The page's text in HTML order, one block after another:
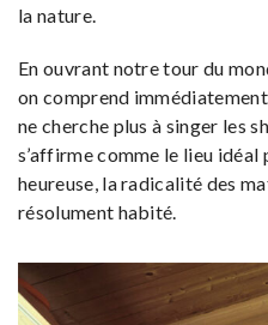
la nature.
En ouvrant notre tour du
on comprend
ne cherche plus à singer les
s’affirme comme le lieu
heureuse, la radicalité des
résolument habité.